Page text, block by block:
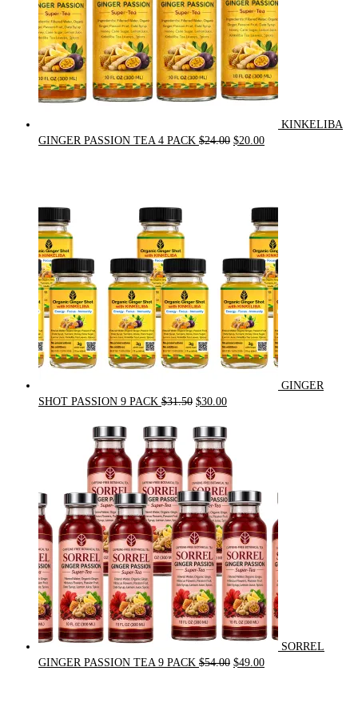
KINKELIBA
GINGER PASSION TEA 4 PACK $24.00 Original
$20.00Current
GINGER
SHOT PASSION 9 PACK $31.50 Original
$31.50.
$30.00Current
SORREL
GINGER PASSION TEA 9 PACK $54.00 Original
$49.00Current